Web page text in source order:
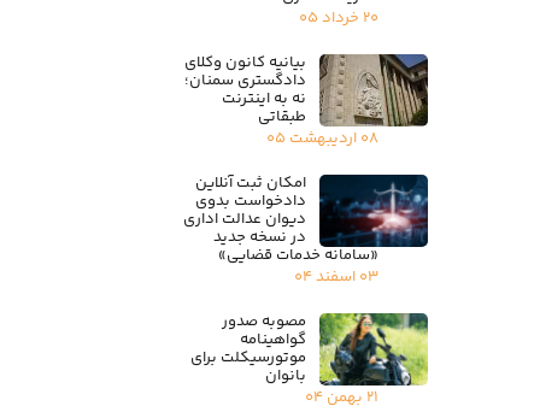
۲۰ خرداد ۰۵
بیانیه کانون وکلای
دادگستری سمنان؛
نه به اینترنت
طبقاتی
۰۸ اردیبهشت ۰۵
امکان ثبت آنلاین
دادخواست بدوی
دیوان عدالت اداری
در نسخه جدید
«سامانه خدمات قضایی»
۰۳ اسفند ۰۴
مصوبه صدور
گواهینامه
موتورسیکلت برای
بانوان
۲۱ بهمن ۰۴